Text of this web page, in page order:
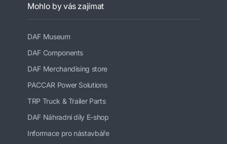
Mohlo by vás zajímat
DAF Museum
DAF Components
DAF Merchandising store
PACCAR Power Solutions
TRP Truck & Trailer Parts
DAF Náhradní díly E-shop
Informace pro nástavbáře